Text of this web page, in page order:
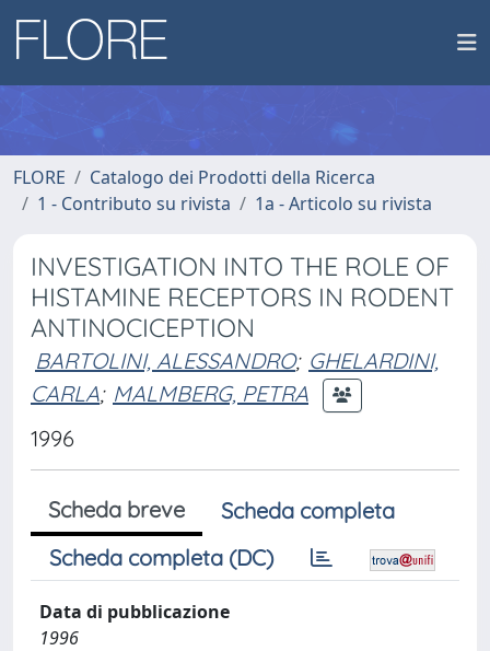
FLORE
Catalogo dei Prodotti della Ricerca
1 - Contributo su rivista
1a - Articolo su rivista
INVESTIGATION INTO THE ROLE OF
HISTAMINE RECEPTORS IN RODENT
ANTINOCICEPTION
BARTOLINI, ALESSANDRO; GHELARDINI,
CARLA; MALMBERG, PETRA
1996
Scheda breve
Scheda completa
Scheda completa (DC)
Data di pubblicazione
1996